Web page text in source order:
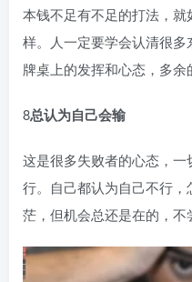
本钱不足有不足的打法，
样。人一定要学会认清很
牌桌上的发挥和心态，多余
8总认为自己会输
这是很多失败者的心态，
行。自己都认为自己不行
茫，但机会总还是在的，不